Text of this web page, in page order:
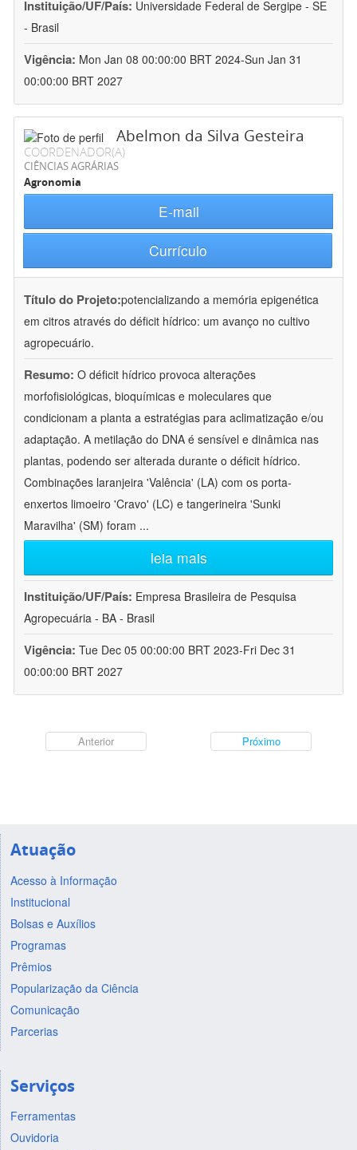
Instituição/UF/País: Universidade Federal de Sergipe - SE
- Brasil
Vigência: Mon Jan 08 00:00:00 BRT 2024-Sun Jan 31
00:00:00 BRT 2027
Abelmon da Silva Gesteira
COORDENADOR(A)
CIÊNCIAS AGRÁRIAS
Agronomia
E-mail
Currículo
Título do Projeto:potencializando a memória epigenética
em citros através do déficit hídrico: um avanço no cultivo
agropecuário.
Resumo: O déficit hídrico provoca alterações
morfofisiológicas, bioquímicas e moleculares que
condicionam a planta a estratégias para aclimatização e/ou
adaptação. A metilação do DNA é sensível e dinâmica nas
plantas, podendo ser alterada durante o déficit hídrico.
Combinações laranjeira 'Valência' (LA) com os porta-
enxertos limoeiro 'Cravo' (LC) e tangerineira 'Sunki
Maravilha' (SM) foram ...
leia mais
Instituição/UF/País: Empresa Brasileira de Pesquisa
Agropecuária - BA - Brasil
Vigência: Tue Dec 05 00:00:00 BRT 2023-Fri Dec 31
00:00:00 BRT 2027
Anterior Próximo
Atuação
Acesso à Informação
Institucional
Bolsas e Auxílios
Programas
Prêmios
Popularização da Ciência
Comunicação
Parcerias
Serviços
Ferramentas
Ouvidoria